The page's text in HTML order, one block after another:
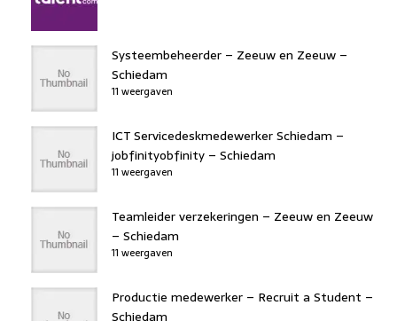
Systeembeheerder – Zeeuw en Zeeuw –
Schiedam
11 weergaven
ICT Servicedeskmedewerker Schiedam –
jobfinityobfinity – Schiedam
11 weergaven
Teamleider verzekeringen – Zeeuw en Zeeuw
– Schiedam
11 weergaven
Productie medewerker – Recruit a Student –
Schiedam